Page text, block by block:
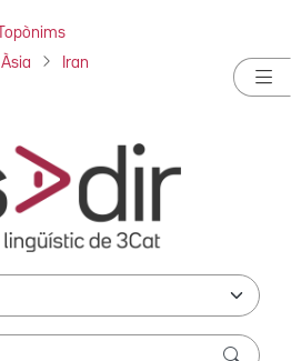
Topònims
Àsia Iran